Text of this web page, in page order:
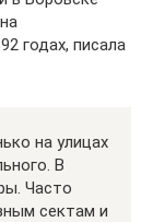
годах, писала
на улицах
В
Часто
сектам и